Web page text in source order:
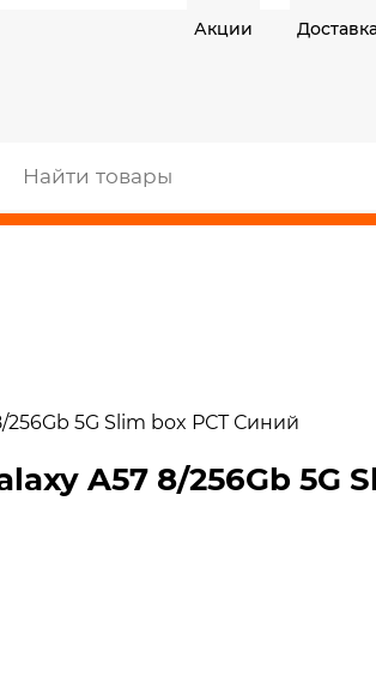
Акции
256Gb 5G Slim box РСТ Синий
A57 8/256Gb 5G